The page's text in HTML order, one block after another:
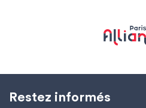
Restez informés